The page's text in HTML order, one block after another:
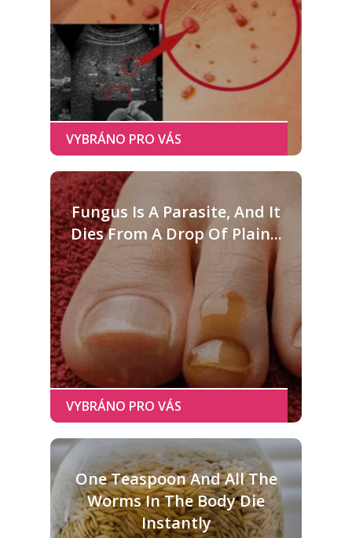
Fungus Is A Parasite, And It
Dies From A Drop Of Plain...
One Teaspoon And All The
Worms In The Body Die
Instantly